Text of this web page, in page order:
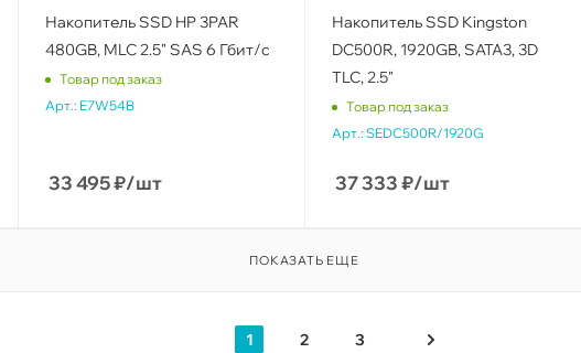
Накопитель SSD HP 3PAR
480GB, MLC 2.5" SAS 6 Гбит/с
Товар под заказ
Арт.: E7W54B
33 495₽/шт
Накопитель SSD Kingston
DC500R, 1920GB, SATA3, 3D
TLC, 2.5"
Товар под заказ
Арт.: SEDC500R/1920G
37 333₽/шт
ПОКАЗАТЬ ЕЩЕ
1 2 3